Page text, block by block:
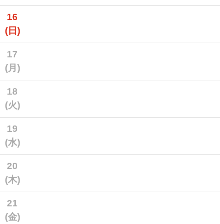
16
(日)
17
(月)
18
(火)
19
(水)
20
(木)
21
(金)